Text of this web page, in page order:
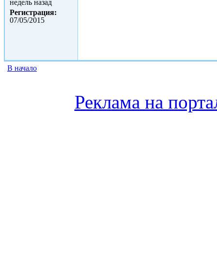
недель назад
Регистрация:
07/05/2015
В начало
Реклама на